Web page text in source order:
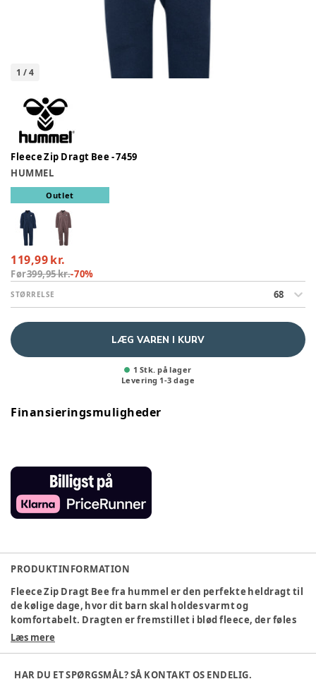
1 /4
Fleece Zip Dragt Bee - 7459
HUMMEL
Outlet
119,99 kr.
Før399,95 kr.-70%
STØRRELSE 68
LÆG VAREN I KURV
1 Stk. på lager
Levering 1-3 dage
Finansieringsmuligheder
PRODUKTINFORMATION
Fleece Zip Dragt Bee fra hummel er den perfekte heldragt til
de kølige dage, hvor dit barn skal holdes varmt og
komfortabelt. Dragten er fremstillet i blød fleece, der føles
behagelig mod huden og giver god varmeisolering. Den
kulden holdes ude. Med de ikoniske hummel vinkler og logo
Læs mere
HAR DU ET SPØRGSMÅL? SÅ KONTAKT OS ENDELIG.